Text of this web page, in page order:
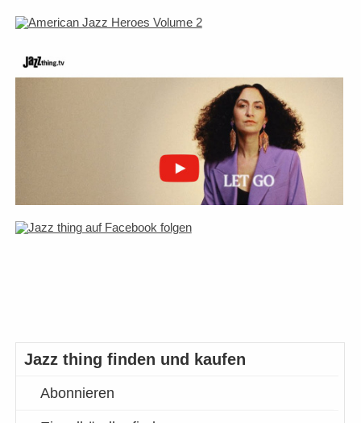
Jazz thing finden und kaufen
Abonnieren